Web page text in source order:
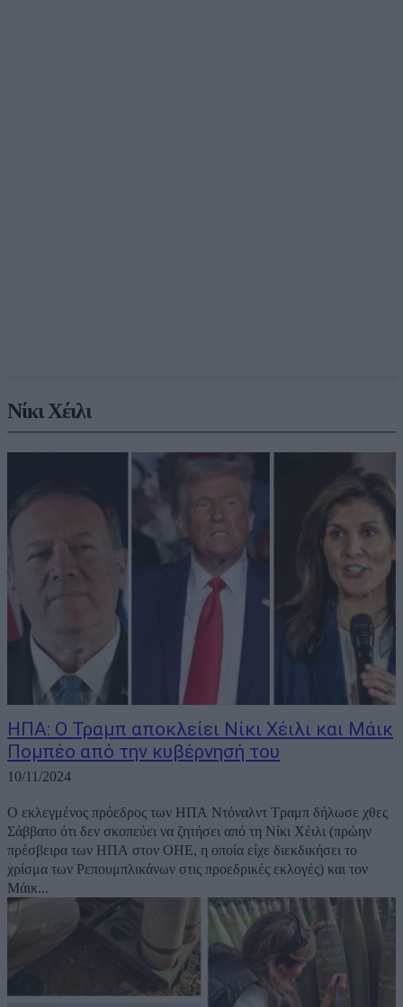
Νίκι Χέιλι
ΗΠΑ: Ο Τραμπ αποκλείει Νίκι Χέιλι και Μάικ
Πομπέο από την κυβέρνησή του
10/11/2024
Ο εκλεγμένος πρόεδρος των ΗΠΑ Ντόναλντ Τραμπ δήλωσε χθες
Σάββατο ότι δεν σκοπεύει να ζητήσει από τη Νίκι Χέιλι (πρώην
πρέσβειρα των ΗΠΑ στον ΟΗΕ, η οποία είχε διεκδικήσει το
χρίσμα των Ρεπουμπλικάνων στις προεδρικές εκλογές) και τον
Μάικ...